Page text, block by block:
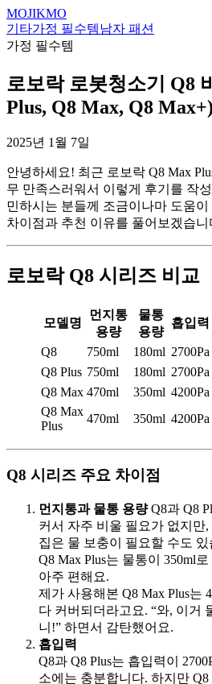
MOJIKMO
기타가정 필수템남자 패션
가정 필수템
로보락 로봇청소기 Q8
Plus, Q8 Max, Q8 Max+)
2025년 1월 7일
안녕하세요! 최근 로보락 Q8 Max
무 만족스러워서 이렇게 후기를 작
민하시는 분들께 조금이나마 도움이
차이점과 추천 이유를 풀어보겠습니
로보락 Q8 시리즈 비교
모델명
먼지통
용량
물통
용량
흡입력
Q8
750ml 180ml 2700Pa
Q8 Plus 750ml 180ml 2700Pa
Q8 Max 470ml 350ml 4200Pa
Q8 Max
Plus
470ml 350ml 4200Pa
Q8 시리즈 주요 차이점
먼지통과 물통 용량Q8과 Q8
커서 자주 비울 필요가 없지만
집은 물 보충이 필요할 수도
Q8 Max Plus는 물통이 350ml
아주 편해요.
제가 사용해본 Q8 Max Plus는
다 커버되더라고요. “와, 이거
니!” 하면서 감탄했어요.
흡입력
Q8과 Q8 Plus는 흡입력이
소에는 충분합니다. 하지만 Q8